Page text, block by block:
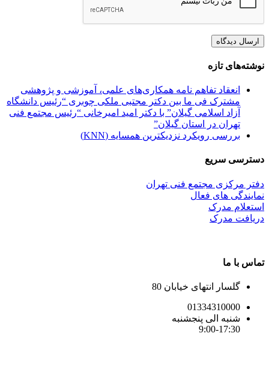
نوشته‌های تازه
انعقاد تفاهم نامه همکاری‌های علمی، آموزشی و پژوهشی
مشترک فی ما بین دکتر مجتبی ملکی چوبری “رئیس دانشگاه
آزاد اسلامی گیلان” با دکتر امید امیرخانی “رئیس مجتمع فنی
تهران در استان گیلان”
بررسی رویکرد نزدیکترین همسایه (KNN)
دسترسی سریع
دفتر مرکزی مجتمع فنی تهران
نمایندگی های فعال
استعلام مدرک
دریافت مدرک
تماس با ما
گلسار انتهای خیابان 80
01334310000
شنبه الی پنجشنبه
9:00-17:30